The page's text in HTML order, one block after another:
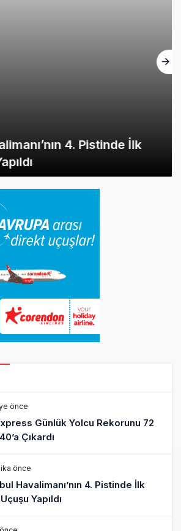
4. Pistinde İlk
önce
Günlük Yolcu Rekorunu 72
Çıkardı
önce
Havalimanı’nın 4. Pistinde İlk
Yapıldı